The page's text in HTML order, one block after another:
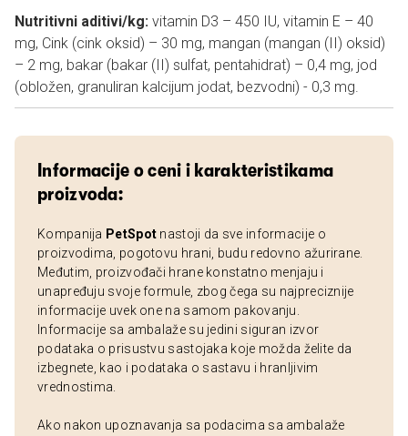
Nutritivni aditivi/kg: vitamin D3 – 450 IU, vitamin E – 40
mg, Cink (cink oksid) – 30 mg, mangan (mangan (II) oksid)
– 2 mg, bakar (bakar (II) sulfat, pentahidrat) – 0,4 mg, jod
(obložen, granuliran kalcijum jodat, bezvodni) - 0,3 mg.
Informacije o ceni i karakteristikama
proizvoda:
Kompanija PetSpot nastoji da sve informacije o
proizvodima, pogotovu hrani, budu redovno ažurirane.
Međutim, proizvođači hrane konstatno menjaju i
unapređuju svoje formule, zbog čega su najpreciznije
informacije uvek one na samom pakovanju.
Informacije sa ambalaže su jedini siguran izvor
podataka o prisustvu sastojaka koje možda želite da
izbegnete, kao i podataka o sastavu i hranljivim
vrednostima.
Ako nakon upoznavanja sa podacima sa ambalaže